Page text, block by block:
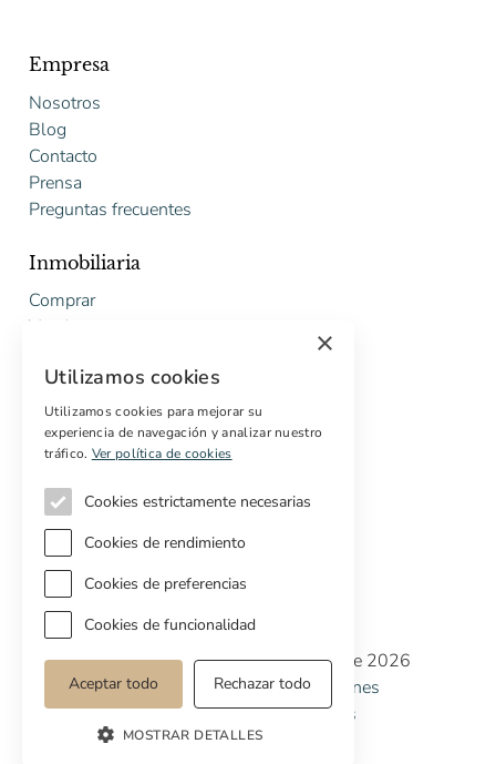
Empresa
Nosotros
Blog
Contacto
Prensa
Preguntas frecuentes
Inmobiliaria
Comprar
Vender
Presupuesto gratuito de rehabilitación
Servicios
Marketing digital
Propiedades off-market
Servicios para compradores
Copyright © Cottage Properties Real Estate 2026
Política de Privacidad
Terminos y Condiciones
Política de CookiesPreferencias de cookies
×
Utilizamos cookies
Utilizamos cookies para mejorar su
experiencia de navegación y analizar nuestro
tráfico. Ver política de cookies
Cookies estrictamente necesarias
Cookies de rendimiento
Cookies de preferencias
Cookies de funcionalidad
Aceptar todo Rechazar todo
MOSTRAR DETALLES